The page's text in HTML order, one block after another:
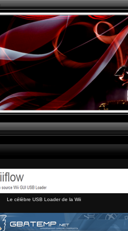
Le célèbre USB Loader de la Wii